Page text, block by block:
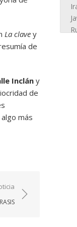
La clave y
de
Inclán y
de
más